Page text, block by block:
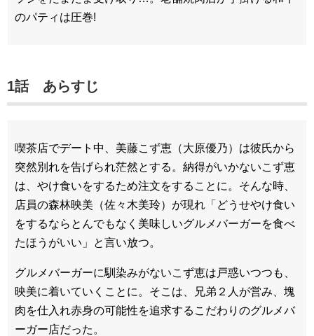
のパティは圧巻!
1話 あらすじ
喫茶店でデート中、美藤こず恵（大原優乃）は彼氏から
突然別れを告げられ茫然とする。納得がいかないこず恵
は、やけ食いをするため注文をすることに。そんな時、
店員の森林映美（佐々木美玲）が現れ「どうせやけ食い
をするならとんでもなく美味しいグルメバーガーを食べ
たほうがいい」と言い放つ。
グルメバーガーに馴染みがないこず恵は戸惑いつつも、
映美に着いていくことに。そこは、兄弟２人が営み、塊
肉を仕入れ赤身の可能性を追求するこだわりのグルメバ
ーガー店だった。